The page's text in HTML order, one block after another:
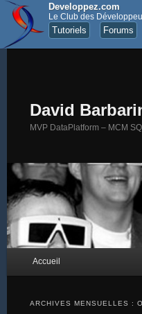
Developpez.com
Le Club des
Tutoriels Forums
David
MVP DataPlatform – MCM
Aller au contenu principal
Aller au contenu
Accueil
ARCHIVES MENSUELLES :